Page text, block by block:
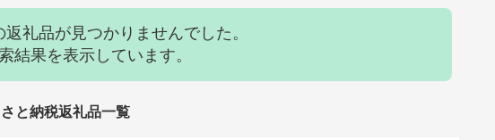
返礼品が見つかりませんでした。
結果を表示しています。
と納税返礼品一覧